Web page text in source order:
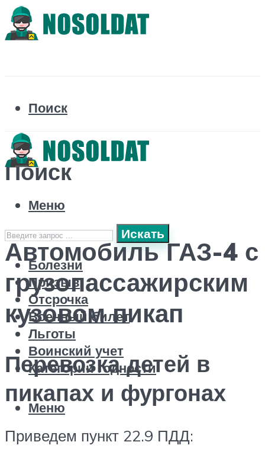
Поиск
Поиск
Искать
Болезни
Призыв
Отсрочка
Военный билет
Льготы
Воинский учет
Категории годности
Меню
Меню
Автомобиль ГАЗ-4 с
грузопассажирским
кузовом пикап
Перевозка детей в
пикапах и фургонах
Приведем пункт 22.9 ПДД: